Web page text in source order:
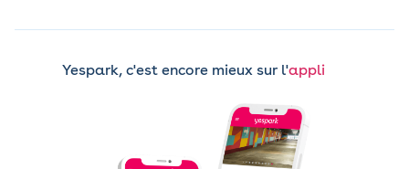
Yespark, c'est encore mieux sur l'appli